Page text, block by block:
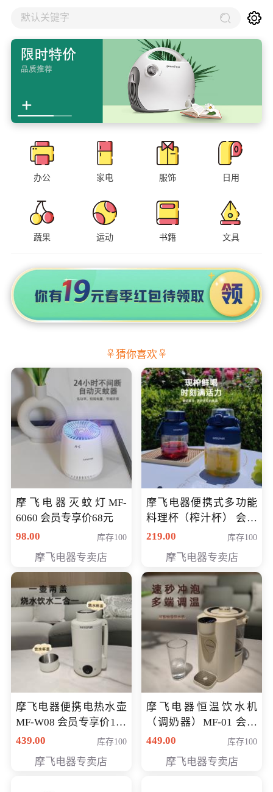
默认关键字
办公 家电 服饰 日用
蔬果 运动 书籍 文具
猜你喜欢
摩飞电器灭蚊灯MF-
6060 会员专享价68元
98.00
库存100
摩飞电器专卖店
摩飞电器便携式多功能
料理杯（榨汁杯） 会员
专享价118元
219.00 库存100
摩飞电器专卖店
摩飞电器便携电热水壶
MF-W08 会员专享价198
元
439.00 库存100
摩飞电器专卖店
摩飞电器恒温饮水机
（调奶器）MF-01 会员
专享价366元
449.00 库存100
摩飞电器专卖店